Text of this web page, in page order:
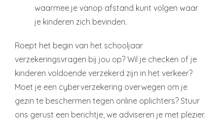
waarmee je vanop afstand kunt volgen waar
je kinderen zich bevinden.
Roept het begin van het schooljaar
verzekeringsvragen bij jou op? Wil je checken of je
kinderen voldoende verzekerd zijn in het verkeer?
Moet je een cyberverzekering overwegen om je
gezin te beschermen tegen online oplichters? Stuur
ons gerust een berichtje, we adviseren je met plezier.